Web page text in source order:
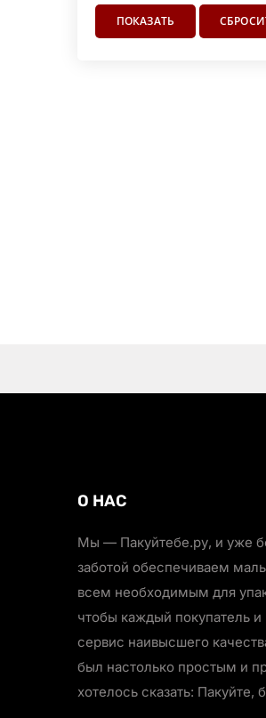
О НАС
Мы — Пакуйтебе.ру, и уже
заботой обеспечиваем
всем необходимым для
чтобы каждый покупатель и
сервис наивысшего
был настолько простым и
хотелось сказать: Пакуйте,